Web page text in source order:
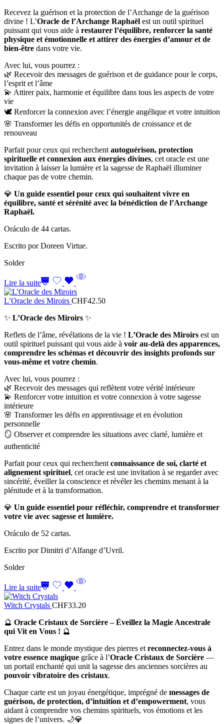
Recevez la guérison et la protection de l’Archange de la guérison
divine ! L’Oracle de l’Archange Raphaël est un outil spirituel
puissant qui vous aide à restaurer l’équilibre, renforcer la santé
physique et émotionnelle et attirer des énergies d’amour et de
bien-être dans votre vie.
Avec lui, vous pourrez :
🌿 Recevoir des messages de guérison et de guidance pour le corps,
l’esprit et l’âme
💫 Attirer paix, harmonie et équilibre dans tous les aspects de votre
vie
🕊️ Renforcer la connexion avec l’énergie angélique et votre intuition
🌸 Transformer les défis en opportunités de croissance et de
renouveau
Parfait pour ceux qui recherchent autoguérison, protection
spirituelle et connexion aux énergies divines, cet oracle est une
invitation à laisser la lumière et la sagesse de Raphaël illuminer
chaque pas de votre chemin.
💎 Un guide essentiel pour ceux qui souhaitent vivre en
équilibre, santé et sérénité avec la bénédiction de l’Archange
Raphaël.
Oráculo de 44 cartas.
Escrito por Doreen Virtue.
Solder
Lire la suite
L’Oracle des Miroirs CHF42.50
✨ L’Oracle des Miroirs ✨
Reflets de l’âme, révélations de la vie ! L’Oracle des Miroirs est un
outil spirituel puissant qui vous aide à voir au-delà des apparences,
comprendre les schémas et découvrir des insights profonds sur
vous-même et votre chemin.
Avec lui, vous pourrez :
🌿 Recevoir des messages qui reflètent votre vérité intérieure
💫 Renforcer votre intuition et votre connexion à votre sagesse
intérieure
🌸 Transformer les défis en apprentissage et en évolution
personnelle
🪞 Observer et comprendre les situations avec clarté, lumière et
authenticité
Parfait pour ceux qui recherchent connaissance de soi, clarté et
alignement spirituel, cet oracle est une invitation à se regarder avec
sincérité, éveiller la conscience et révéler les chemins menant à la
plénitude et à la transformation.
💎 Un guide essentiel pour réfléchir, comprendre et transformer
votre vie avec sagesse et lumière.
Oráculo de 52 cartas.
Escrito por Dimitri d’Alfange d’Uvril.
Solder
Lire la suite
Witch Crystals CHF33.20
🔮 Oracle Cristaux de Sorcière – Éveillez la Magie Ancestrale
qui Vit en Vous ! 🔮
Entrez dans le monde mystique des pierres et reconnectez-vous à
votre essence magique grâce à l’Oracle Cristaux de Sorcière —
un portail enchanté qui unit la sagesse des anciennes sorcières au
pouvoir vibratoire des cristaux.
Chaque carte est un joyau énergétique, imprégné de messages de
guérison, de protection, d’intuition et d’empowerment, vous
aidant à comprendre vos chemins spirituels, vos émotions et les
signes de l’univers. 🌙💎